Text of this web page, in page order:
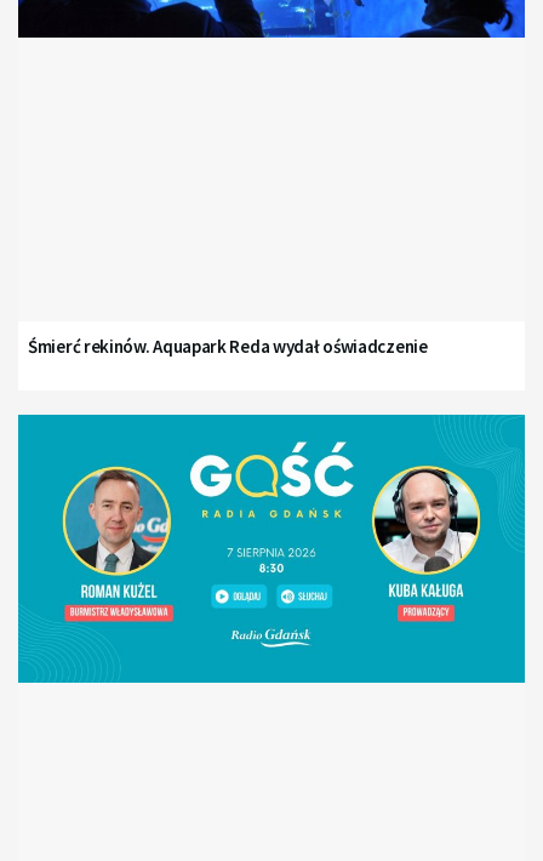
Śmierć rekinów. Aquapark Reda wydał oświadczenie